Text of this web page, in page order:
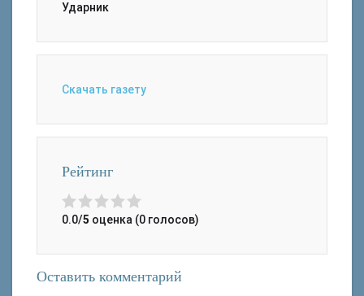
Ударник
Скачать газету
Рейтинг
0.0/5 оценка (0 голосов)
Оставить комментарий